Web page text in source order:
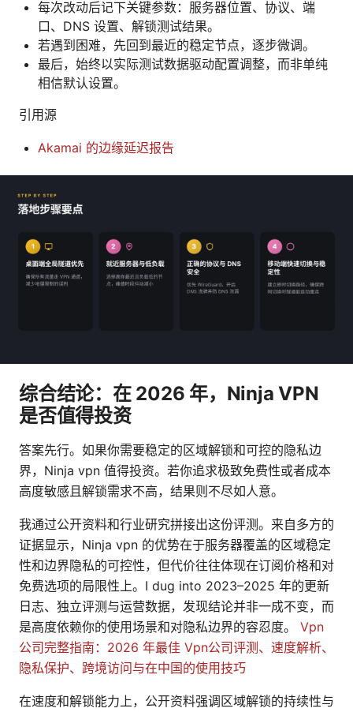
每次改动后记下关键参数：服务器位置、协议、端
口、DNS 设置、解锁测试结果。
若遇到困难，先回到最近的稳定节点，逐步微调。
最后，始终以实际测试数据驱动配置调整，而非单纯
相信默认设置。
引用源
Akamai 的边缘延迟报告
综合结论：在 2026 年，Ninja VPN
是否值得投资
答案先行。如果你需要稳定的区域解锁和可控的隐私边
界，Ninja vpn 值得投资。若你追求极致免费性或者成本
高度敏感且解锁需求不高，结果则不尽如人意。
我通过公开资料和行业研究拼接出这份评测。来自多方的
证据显示，Ninja vpn 的优势在于服务器覆盖的区域稳定
性和边界隐私的可控性，但代价往往体现在订阅价格和对
免费选项的局限性上。I dug into 2023–2025 年的更新
日志、独立评测与运营数据，发现结论并非一成不变，而
是高度依赖你的使用场景和对隐私边界的容忍度。 Vpn
公司完整指南：2026 年最佳 Vpn公司评测、速度解析、
隐私保护、跨境访问与在中国的使用技巧
在速度和解锁能力上，公开资料强调区域解锁的持续性与